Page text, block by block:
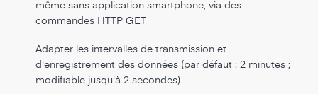
même sans application smartphone, via des
commandes HTTP GET
-
Adapter les intervalles de transmission et
d'enregistrement des données (par défaut : 2 minutes ;
modifiable jusqu'à 2 secondes)